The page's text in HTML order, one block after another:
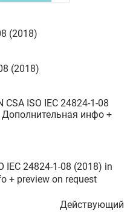
(2018)
(2018)
ISO IEC 24824-1-08
Дополнительная инфо +
IEC 24824-1-08 (2018) in
+ preview on request
Действующий